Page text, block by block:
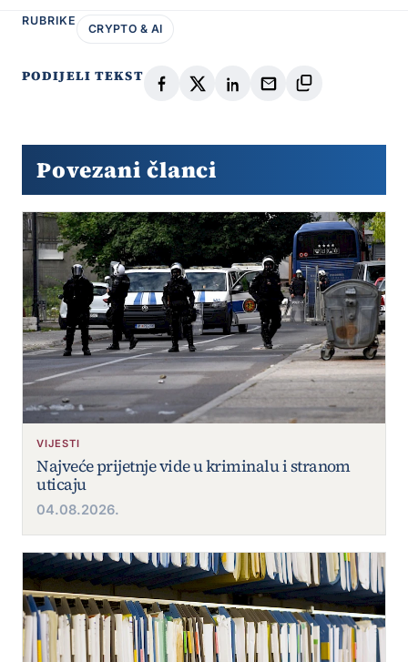
RUBRIKE
CRYPTO & AI
PODIJELI TEKST
Povezani članci
VIJESTI
Najveće prijetnje vide u kriminalu i stranom
uticaju
04.08.2026.